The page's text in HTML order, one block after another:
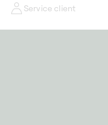
Service client